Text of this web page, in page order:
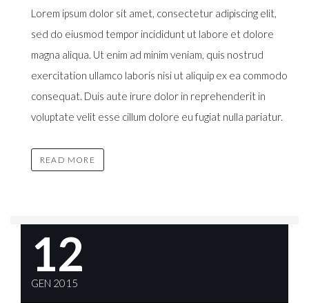
Lorem ipsum dolor sit amet, consectetur adipiscing elit,
sed do eiusmod tempor incididunt ut labore et dolore
magna aliqua. Ut enim ad minim veniam, quis nostrud
exercitation ullamco laboris nisi ut aliquip ex ea commodo
consequat. Duis aute irure dolor in reprehenderit in
voluptate velit esse cillum dolore eu fugiat nulla pariatur.
READ MORE
12
GEN 2015